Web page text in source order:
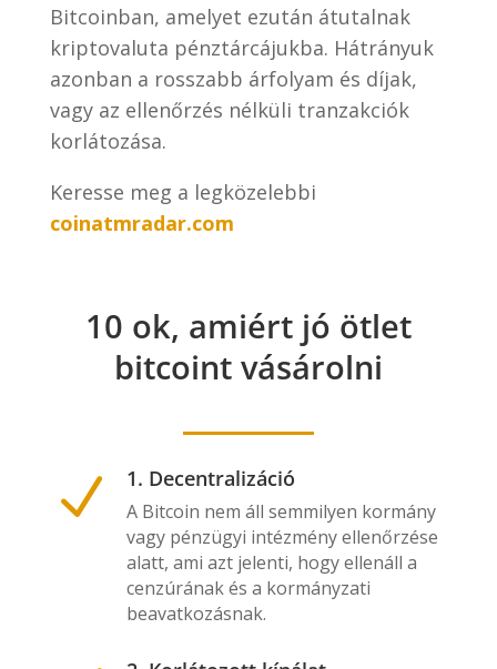
Bitcoinban, amelyet ezután átutalnak
kriptovaluta pénztárcájukba. Hátrányuk
azonban a rosszabb árfolyam és díjak,
vagy az ellenőrzés nélküli tranzakciók
korlátozása.
Keresse meg a legközelebbi
coinatmradar.com
10 ok, amiért jó ötlet
bitcoint vásárolni
N 1. Decentralizáció
A Bitcoin nem áll semmilyen kormány
vagy pénzügyi intézmény ellenőrzése
alatt, ami azt jelenti, hogy ellenáll a
cenzúrának és a kormányzati
beavatkozásnak.